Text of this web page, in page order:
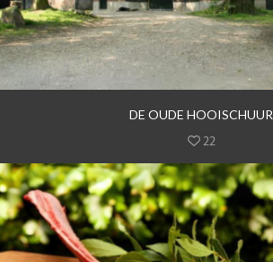
DE OUDE HOOISCHUUR
22